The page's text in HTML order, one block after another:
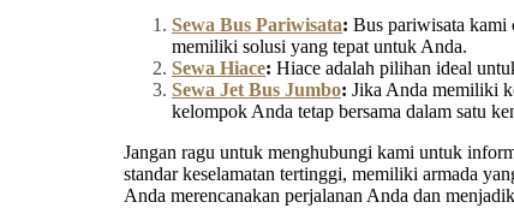
Sewa Bus Pariwisata: Bus pariwisata kami
memiliki solusi yang tepat untuk Anda.
Sewa Hiace: Hiace adalah pilihan ideal
Sewa Jet Bus Jumbo: Jika Anda memiliki
kelompok Anda tetap bersama dalam satu
Jangan ragu untuk menghubungi kami untuk
standar keselamatan tertinggi, memiliki armada
Anda merencanakan perjalanan Anda dan